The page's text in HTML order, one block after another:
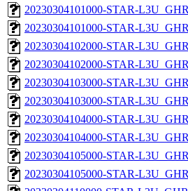
20230304101000-STAR-
20230304101000-STAR-
20230304102000-STAR-
20230304102000-STAR-
20230304103000-STAR-
20230304103000-STAR-
20230304104000-STAR-
20230304104000-STAR-
20230304105000-STAR-
20230304105000-STAR-